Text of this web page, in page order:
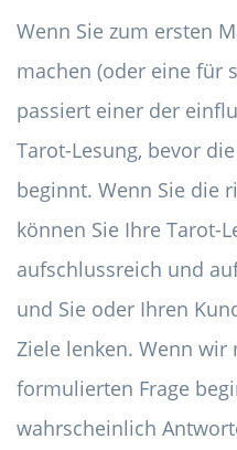
Wenn Sie zum ersten
machen (oder eine für
passiert einer der
Tarot-Lesung, bevor
beginnt. Wenn Sie die
können Sie Ihre Tarot-
aufschlussreich und
und Sie oder Ihren
Ziele lenken. Wenn
formulierten Frage
wahrscheinlich